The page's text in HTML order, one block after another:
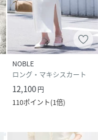
NOBLE
ロング・マキシスカート
12,100円
110ポイント(1倍)